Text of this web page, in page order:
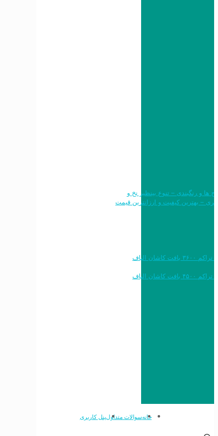
طرح ها و رنگبندی – تنوع بینظیر نخ و
خرید به قیمت فرش ماشینی ۱۲۰۰ شانه تراکم ۳۶۰۰ بافت کاشان الیاف
خرید به قیمت فرش ماشینی ۱۵۰۰ شانه تراکم ۴۵۰۰ بافت کاشان الیاف
خانهسوالات متداولپنل کاربری